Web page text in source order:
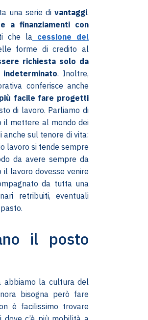
una serie di vantaggi.
a finanziamenti con
che lacessione del
forme di credito al
richiesta solo da
. Inoltre,
conferisce anche
più facile fare progetti
di lavoro. Parliamo di
il mettere al mondo dei
anche sul tenore di vita:
lavoro si tende sempre
da avere sempre da
il lavoro dovesse venire
da tutta una
retribuiti, eventuali
il posto
abbiamo la cultura del
bisogna però fare
è facilissimo trovare